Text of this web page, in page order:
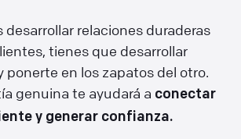
desarrollar relaciones duraderas
tienes que desarrollar
ponerte en los zapatos del otro.
genuina te ayudará a conectar
y generar confianza.